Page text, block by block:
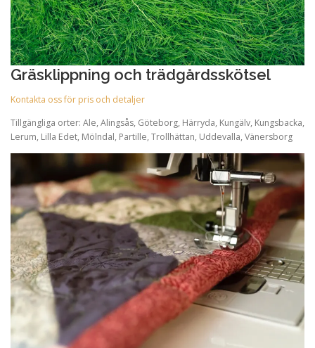
Gräsklippning och trädgårdsskötsel
Kontakta oss för pris och detaljer
Tillgängliga orter: Ale, Alingsås, Göteborg, Härryda, Kungälv, Kungsbacka,
Lerum, Lilla Edet, Mölndal, Partille, Trollhättan, Uddevalla, Vänersborg